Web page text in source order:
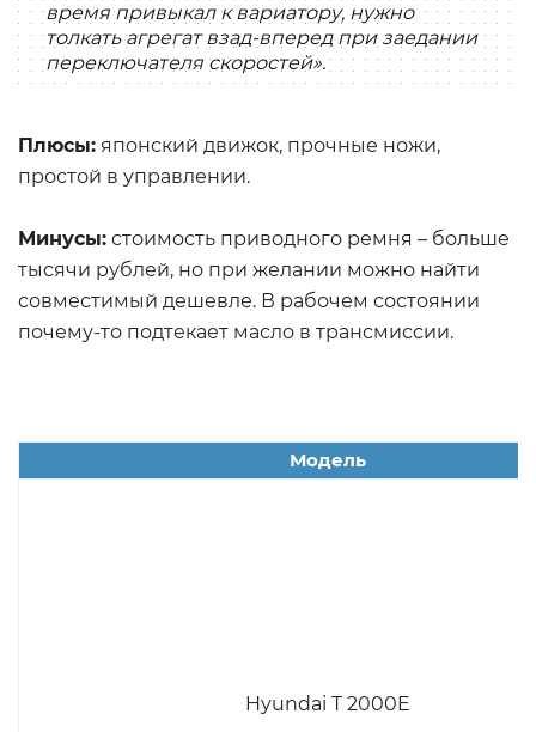
время привыкал к вариатору, нужно
толкать агрегат взад-вперед при заедании
переключателя скоростей».
Плюсы: японский движок, прочные ножи,
простой в управлении.
Минусы: стоимость приводного ремня – больше
тысячи рублей, но при желании можно найти
совместимый дешевле. В рабочем состоянии
почему-то подтекает масло в трансмиссии.
Модель
Hyundai T 2000E